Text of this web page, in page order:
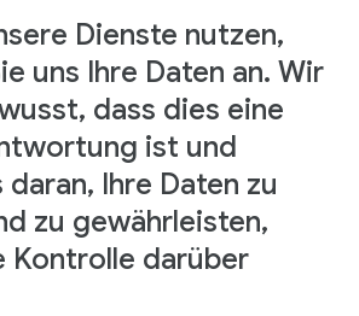
Dienste nutzen,
uns Ihre Daten an. Wir
dass dies eine
ist und
Ihre Daten zu
zu gewährleisten,
Kontrolle darüber